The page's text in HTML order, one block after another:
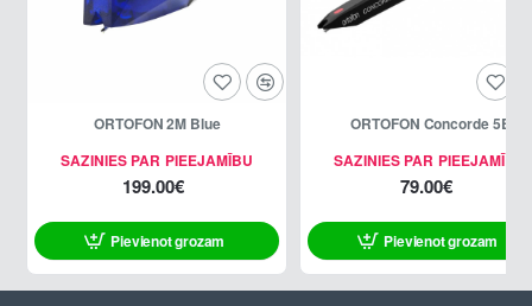
SAZINIES PAR PIEEJAMĪBU
ORTOFON 2M Blue
199.00€
Pievienot grozam
SAZINIES PAR PIEEJAMĪBU
ORTOFON Concorde 5E
79.00€
Pievienot grozam